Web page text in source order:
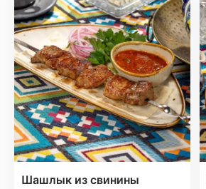
Шашлык из свинины